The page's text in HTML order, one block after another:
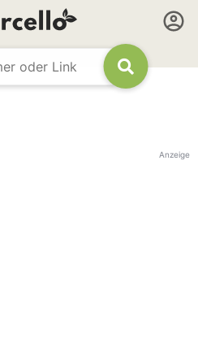
Anzeige